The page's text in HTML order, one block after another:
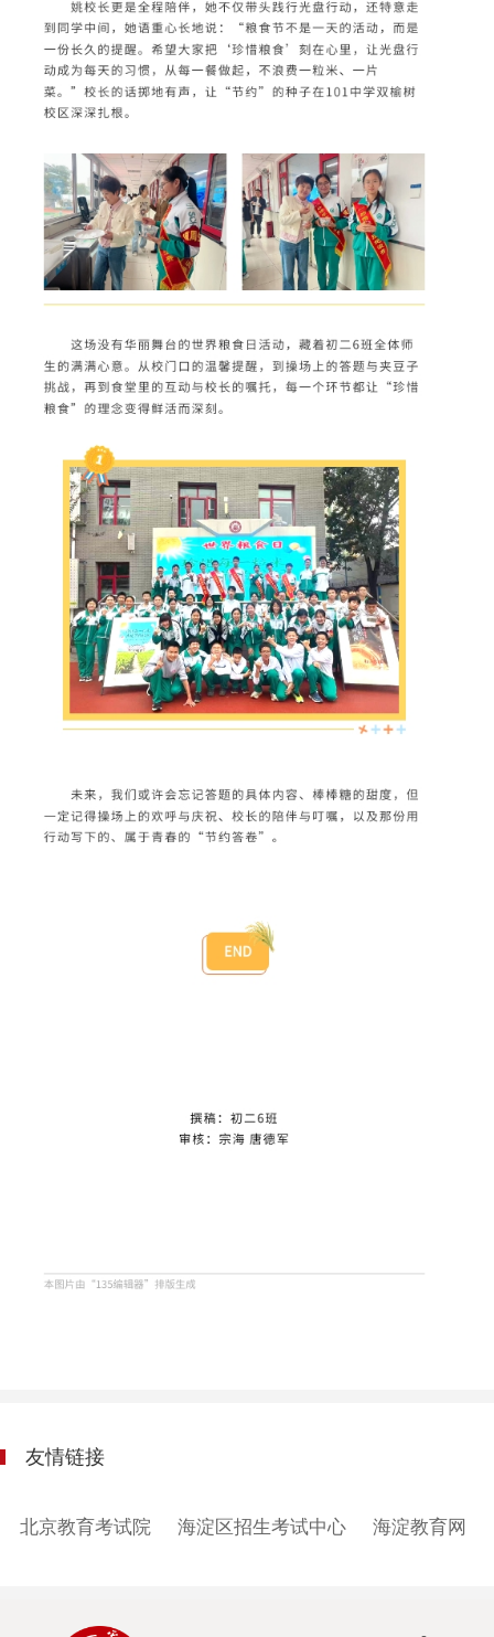
友情链接
北京教育考试院 海淀区招生考试中心 海淀教育网